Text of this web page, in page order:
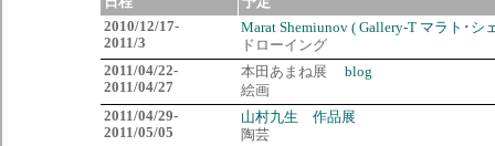
2010/12/17-
2011/3
Marat Shemiunov ( Gallery-T マラト･シ
ドローイング
2011/04/22-
2011/04/27
本田あまね展 blog
絵画
2011/04/29-
2011/05/05
山村九生 作品展
陶芸